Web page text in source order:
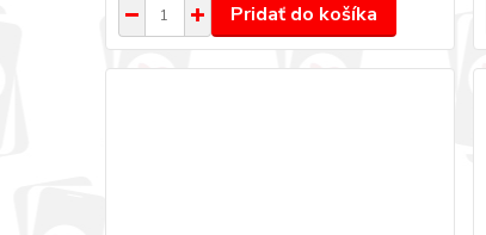
Pridať do košíka